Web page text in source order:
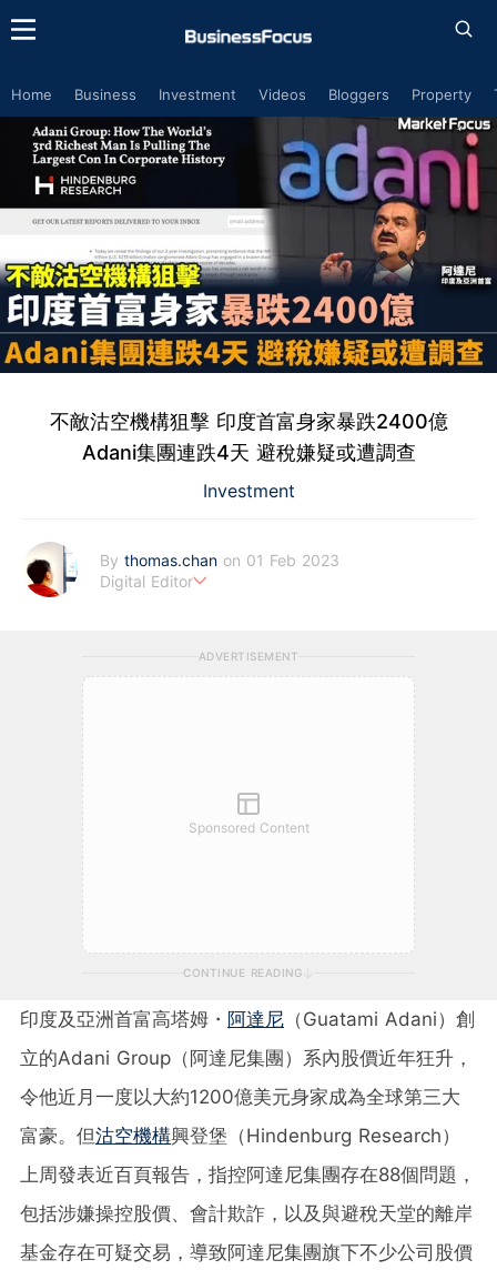
Home Business Investment Videos Bloggers Property
不敵沽空機構狙擊 印度首富身家暴跌2400億
Adani集團連跌4天 避稅嫌疑或遭調查
Investment
By thomas.chan on 01 Feb 2023
Digital Editor
ADVERTISEMENT
Sponsored Content
CONTINUE READING
印度及亞洲首富高塔姆・ 阿達尼 （Guatami Adani）創
立的Adani Group（阿達尼集團）系內股價近年狂升，
令他近月一度以大約1200億美元身家成為全球第三大
富豪。但沽空機構興登堡（Hindenburg Research）
上周發表近百頁報告，指控阿達尼集團存在88個問題，
包括涉嫌操控股價、會計欺詐，以及與避稅天堂的離岸
基金存在可疑交易，導致阿達尼集團旗下不少公司股價